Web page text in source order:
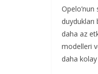
Opelo’nun
daha az
modelleri
daha